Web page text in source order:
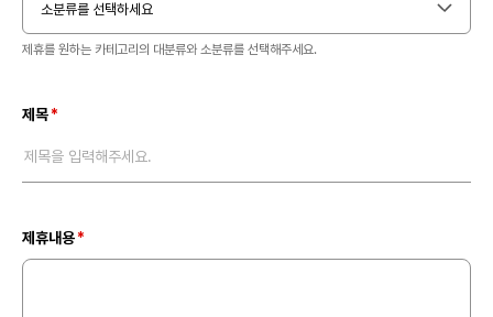
소분류를 선택하세요
제휴를 원하는 카테고리의 대분류와 소분류를 선택해주세요.
제목
제목을 입력해주세요.
제휴내용